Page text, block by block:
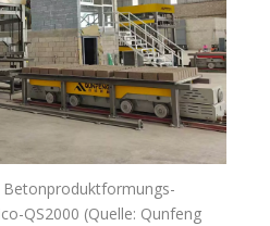
QS2000 (Quelle: Qunfeng